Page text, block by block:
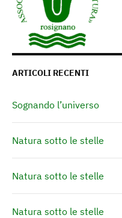
ARTICOLI RECENTI
Sognando l’universo
Natura sotto le stelle
Natura sotto le stelle
Natura sotto le stelle